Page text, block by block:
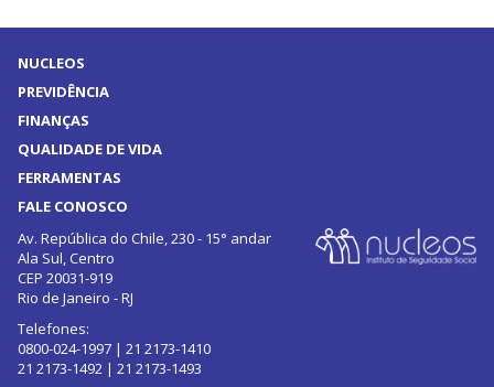
NUCLEOS
PREVIDÊNCIA
FINANÇAS
QUALIDADE DE VIDA
FERRAMENTAS
FALE CONOSCO
Av. República do Chile, 230 - 15° andar
Ala Sul, Centro
CEP 20031-919
Rio de Janeiro - RJ
Telefones:
0800-024-1997 | 21 2173-1410
21 2173-1492 | 21 2173-1493